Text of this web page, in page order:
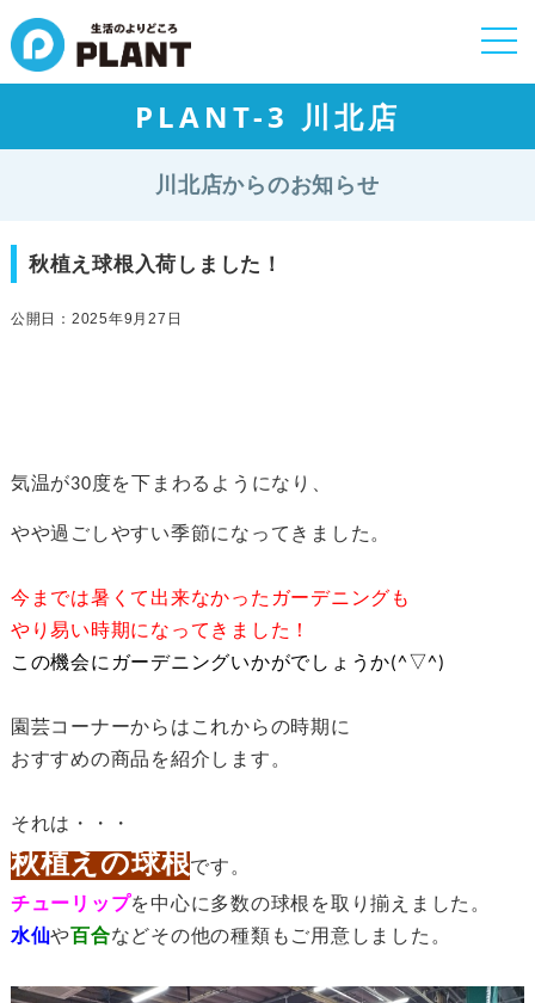
PLANT-3 川北店
川北店からのお知らせ
秋植え球根入荷しました！
公開日：2025年9月27日
気温が30度を下まわるようになり、
やや過ごしやすい季節になってきました。
今までは暑くて出来なかったガーデニングも
やり易い時期になってきました！
この機会にガーデニングいかがでしょうか(^▽^)
園芸コーナーからはこれからの時期に
おすすめの商品を紹介します。
それは・・・
秋植えの球根です。
チューリップを中心に多数の球根を取り揃えました。
水仙や百合などその他の種類もご用意しました。